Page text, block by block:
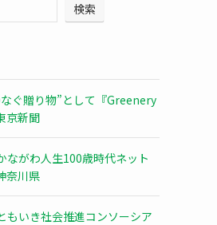
検索
ぐ贈り物”として『Greenery
京新聞
ながわ人生100歳時代ネット
奈川県
もいき社会推進コンソーシア